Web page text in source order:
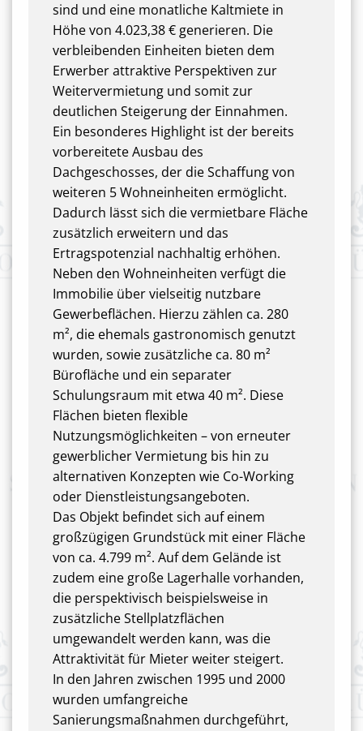
sind und eine monatliche Kaltmiete in
Höhe von 4.023,38 € generieren. Die
verbleibenden Einheiten bieten dem
Erwerber attraktive Perspektiven zur
Weitervermietung und somit zur
deutlichen Steigerung der Einnahmen.
Ein besonderes Highlight ist der bereits
vorbereitete Ausbau des
Dachgeschosses, der die Schaffung von
weiteren 5 Wohneinheiten ermöglicht.
Dadurch lässt sich die vermietbare Fläche
zusätzlich erweitern und das
Ertragspotenzial nachhaltig erhöhen.
Neben den Wohneinheiten verfügt die
Immobilie über vielseitig nutzbare
Gewerbeflächen. Hierzu zählen ca. 280
m², die ehemals gastronomisch genutzt
wurden, sowie zusätzliche ca. 80 m²
Bürofläche und ein separater
Schulungsraum mit etwa 40 m². Diese
Flächen bieten flexible
Nutzungsmöglichkeiten – von erneuter
gewerblicher Vermietung bis hin zu
alternativen Konzepten wie Co-Working
oder Dienstleistungsangeboten.
Das Objekt befindet sich auf einem
großzügigen Grundstück mit einer Fläche
von ca. 4.799 m². Auf dem Gelände ist
zudem eine große Lagerhalle vorhanden,
die perspektivisch beispielsweise in
zusätzliche Stellplatzflächen
umgewandelt werden kann, was die
Attraktivität für Mieter weiter steigert.
In den Jahren zwischen 1995 und 2000
wurden umfangreiche
Sanierungsmaßnahmen durchgeführt,